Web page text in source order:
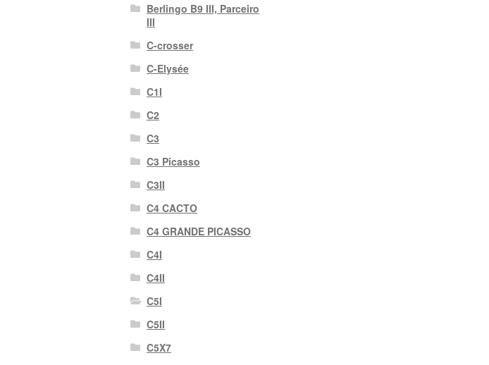
Berlingo B9 III, Parceiro
III
C-crosser
C-Elysée
C1I
C2
C3
C3 Picasso
C3II
C4 CACTO
C4 GRANDE PICASSO
C4I
C4II
C5I
C5II
C5X7